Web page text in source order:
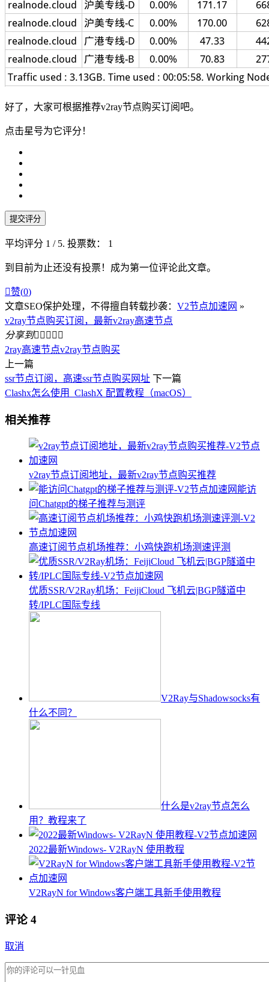
好了，大家可根据推荐v2ray节点购买订阅吧。
点击星号为它评分！
提交评分
平均评分 1 / 5. 投票数： 1
到目前为止还没有投票！成为第一位评论此文章。
赞(0)
文章SEO保护处理，不得擅自转载抄袭： V2节点加速网 »
v2ray节点购买订阅，最新v2ray高速节点
分享到    
2ray高速节点v2ray节点购买
上一篇
ssr节点订阅，高速ssr节点购买网址 下一篇
Clashx怎么使用_ClashX 配置教程（macOS）
相关推荐
v2ray节点订阅地址，最新v2ray节点购买推荐
能访
问Chatgpt的梯子推荐与测评
高速订阅节点机场推荐：小鸡快跑机场测速评测
优质SSR/V2Ray机场：FeijiCloud 飞机云|BGP隧道中
转/IPLC国际专线
V2Ray与Shadowsocks有
什么不同？
什么是v2ray节点怎么
用？教程来了
2022最新Windows- V2RayN 使用教程
V2RayN for Windows客户端工具新手使用教程
评论 4
取消